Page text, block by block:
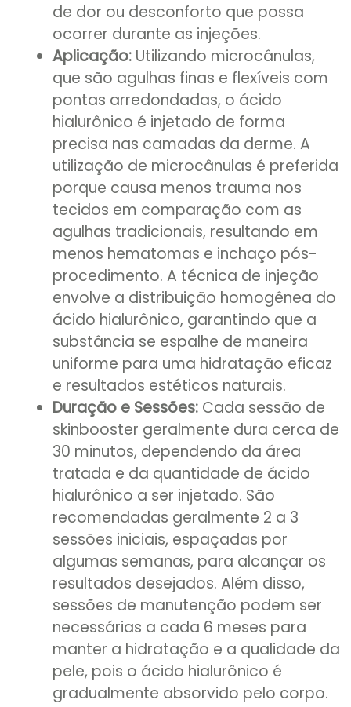
de dor ou desconforto que possa
ocorrer durante as injeções.
Aplicação: Utilizando microcânulas,
que são agulhas finas e flexíveis com
pontas arredondadas, o ácido
hialurônico é injetado de forma
precisa nas camadas da derme. A
utilização de microcânulas é preferida
porque causa menos trauma nos
tecidos em comparação com as
agulhas tradicionais, resultando em
menos hematomas e inchaço pós-
procedimento. A técnica de injeção
envolve a distribuição homogênea do
ácido hialurônico, garantindo que a
substância se espalhe de maneira
uniforme para uma hidratação eficaz
e resultados estéticos naturais.
Duração e Sessões: Cada sessão de
skinbooster geralmente dura cerca de
30 minutos, dependendo da área
tratada e da quantidade de ácido
hialurônico a ser injetado. São
recomendadas geralmente 2 a 3
sessões iniciais, espaçadas por
algumas semanas, para alcançar os
resultados desejados. Além disso,
sessões de manutenção podem ser
necessárias a cada 6 meses para
manter a hidratação e a qualidade da
pele, pois o ácido hialurônico é
gradualmente absorvido pelo corpo.